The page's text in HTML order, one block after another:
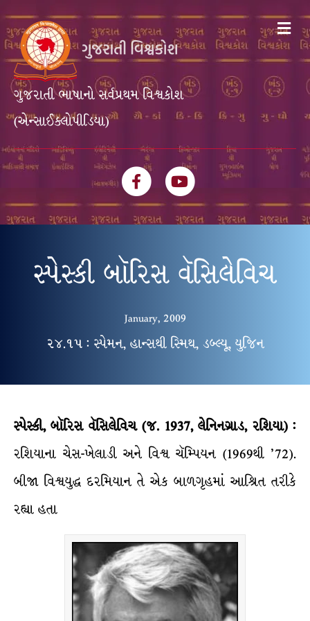
ગુજરાતી ભાષાનો સર્વપ્રથમ વિશ્વકોશ
(એન્સાઈક્લોપીડિયા)
FacebookYoutube
સ્પેસ્કી બૉરિસ વૅસિલેવિચ
January, 2009
૨૪.૧૫ : સ્પેમન, હાન્સથી સ્મિથ, ડબ્લ્યૂ, યુજિન
સ્પેસ્કી, બૉરિસ વૅસિલેવિચ (જ. 1937, લેનિનગ્રાડ, રશિયા) :
રશિયાના ચેસ-ખેલાડી અને વિશ્વ ચૅમ્પિયન (1969થી ’72).
બીજા વિશ્વયુદ્ધ દરમિયાન તે એક બાળગૃહમાં આશ્રિત તરીકે
રહ્યા હતા